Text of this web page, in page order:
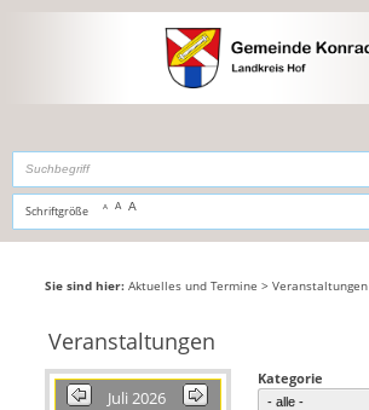
,zur Navigationoderzur Startseitespringen.
Schriftgröße A A A
Sie sind hier: Aktuelles und Termine > Veranstaltungen
Veranstaltungen
Juli 2026
Kategorie